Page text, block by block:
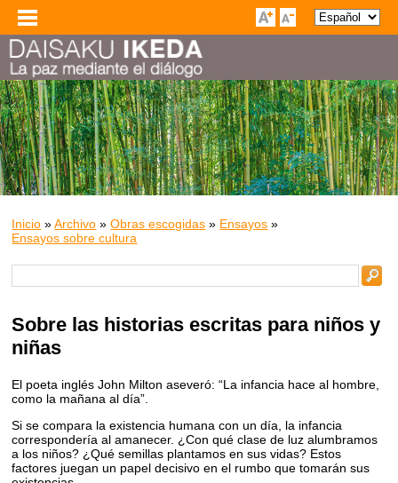
Inicio »Archivo »Obras escogidas » Ensayos »
Ensayos sobre cultura
Sobre las historias escritas para niños y
niñas
El poeta inglés John Milton aseveró: “La infancia hace al hombre,
como la mañana al día”.
Si se compara la existencia humana con un día, la infancia
correspondería al amanecer. ¿Con qué clase de luz alumbramos
a los niños? ¿Qué semillas plantamos en sus vidas? Estos
factores juegan un papel decisivo en el rumbo que tomarán sus